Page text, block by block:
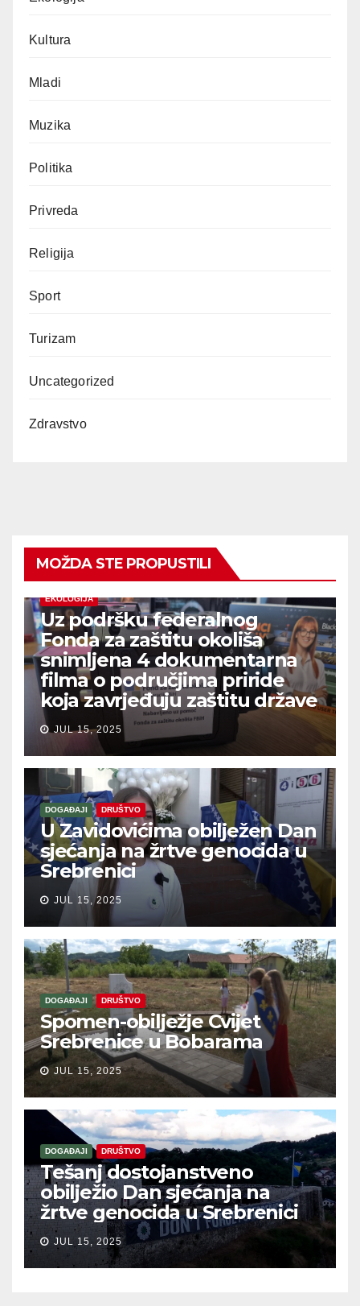
Kultura
Mladi
Muzika
Politika
Privreda
Religija
Sport
Turizam
Uncategorized
Zdravstvo
MOŽDA STE PROPUSTILI
EKOLOGIJA
Uz podršku federalnog
Fonda za zaštitu okoliša
snimljena 4 dokumentarna
filma o područjima priride
koja zavrjeđuju zaštitu države
JUL 15, 2025
DOGAĐAJI DRUŠTVO
U Zavidovićima obilježen Dan
sjećanja na žrtve genocida u
Srebrenici
JUL 15, 2025
DOGAĐAJI DRUŠTVO
Spomen-obilježje Cvijet
Srebrenice u Bobarama
JUL 15, 2025
DOGAĐAJI DRUŠTVO
Tešanj dostojanstveno
obilježio Dan sjećanja na
žrtve genocida u Srebrenici
JUL 15, 2025